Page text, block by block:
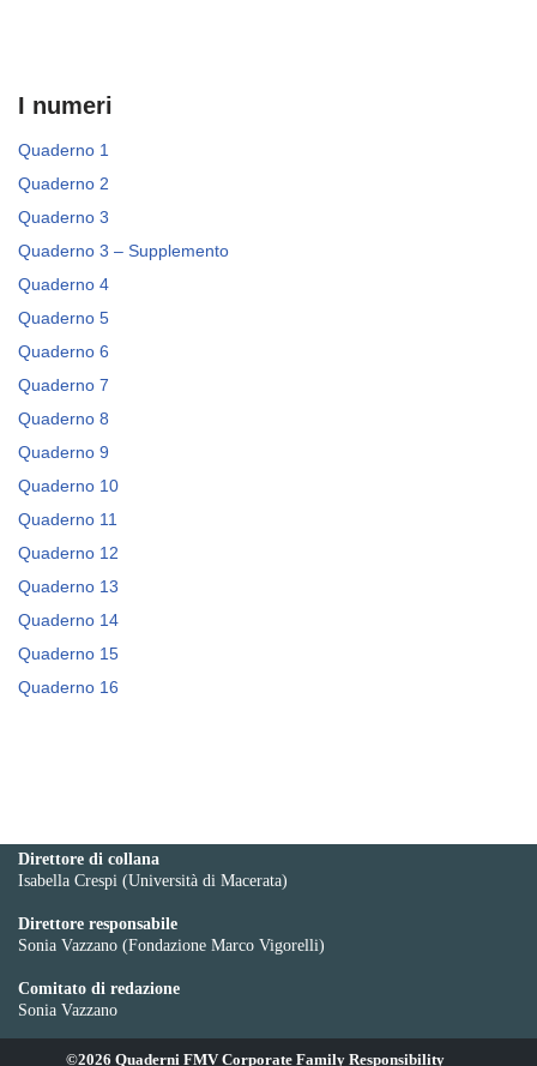
I numeri
Quaderno 1
Quaderno 2
Quaderno 3
Quaderno 3 – Supplemento
Quaderno 4
Quaderno 5
Quaderno 6
Quaderno 7
Quaderno 8
Quaderno 9
Quaderno 10
Quaderno 11
Quaderno 12
Quaderno 13
Quaderno 14
Quaderno 15
Quaderno 16
Direttore di collana
Isabella Crespi (Università di Macerata)
Direttore responsabile
Sonia Vazzano (Fondazione Marco Vigorelli)
Comitato di redazione
Sonia Vazzano
©2026 Quaderni FMV Corporate Family Responsibility